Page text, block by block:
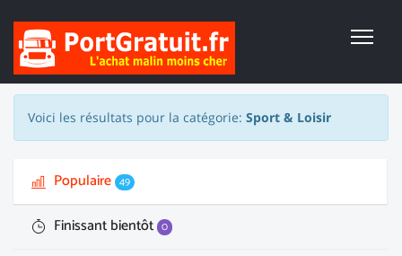
Voici les résultats pour la catégorie: Sport & Loisir
Populaire 49
Finissant bientôt 0